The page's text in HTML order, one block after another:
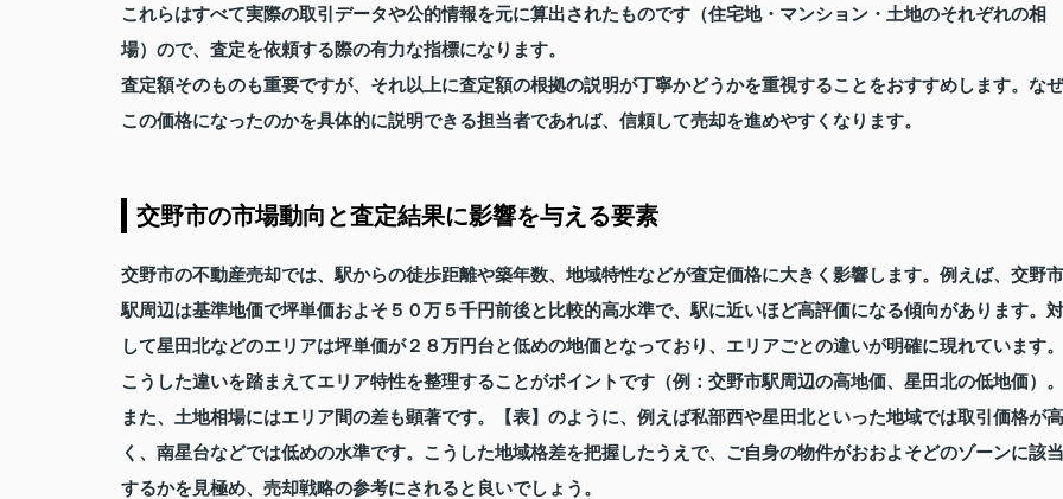
これらはすべて実際の取引データや公的情報を元に算出されたものです（住宅地・マンション・土地のそれぞれの相
場）ので、査定を依頼する際の有力な指標になります。
査定額そのものも重要ですが、それ以上に査定額の根拠の説明が丁寧かどうかを重視することをおすすめします。なぜ
この価格になったのかを具体的に説明できる担当者であれば、信頼して売却を進めやすくなります。
交野市の市場動向と査定結果に影響を与える要素
交野市の不動産売却では、駅からの徒歩距離や築年数、地域特性などが査定価格に大きく影響します。例えば、交野市
駅周辺は基準地価で坪単価およそ５０万５千円前後と比較的高水準で、駅に近いほど高評価になる傾向があります。対
して星田北などのエリアは坪単価が２８万円台と低めの地価となっており、エリアごとの違いが明確に現れています。
こうした違いを踏まえてエリア特性を整理することがポイントです（例：交野市駅周辺の高地価、星田北の低地価）。
また、土地相場にはエリア間の差も顕著です。【表】のように、例えば私部西や星田北といった地域では取引価格が高
く、南星台などでは低めの水準です。こうした地域格差を把握したうえで、ご自身の物件がおおよそどのゾーンに該当
するかを見極め、売却戦略の参考にされると良いでしょう。